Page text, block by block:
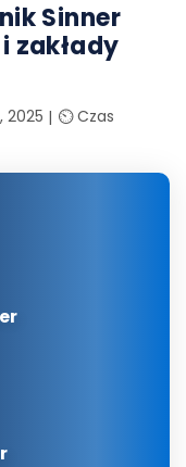
Sinner
zakłady
2025
⏲️ Czas